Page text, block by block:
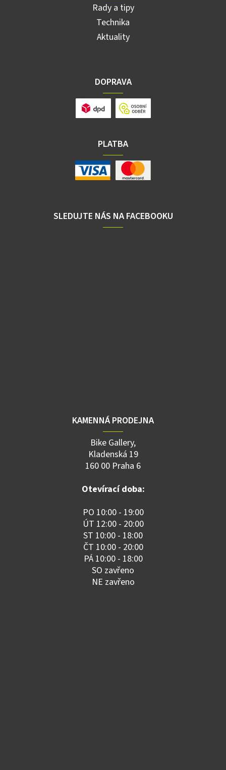
Rady a tipy
Technika
Aktuality
DOPRAVA
PLATBA
SLEDUJTE NÁS NA FACEBOOKU
KAMENNÁ PRODEJNA
Bike Gallery,
Kladenská 19
160 00 Praha 6
Otevírací doba:
PO 10:00 - 19:00
ÚT 12:00 - 20:00
ST 10:00 - 18:00
ČT 10:00 - 20:00
PÁ 10:00 - 18:00
SO zavřeno
NE zavřeno